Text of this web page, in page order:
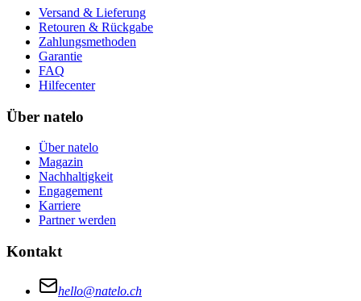
Versand & Lieferung
Retouren & Rückgabe
Zahlungsmethoden
Garantie
FAQ
Hilfecenter
Über natelo
Über natelo
Magazin
Nachhaltigkeit
Engagement
Karriere
Partner werden
Kontakt
hello@natelo.ch